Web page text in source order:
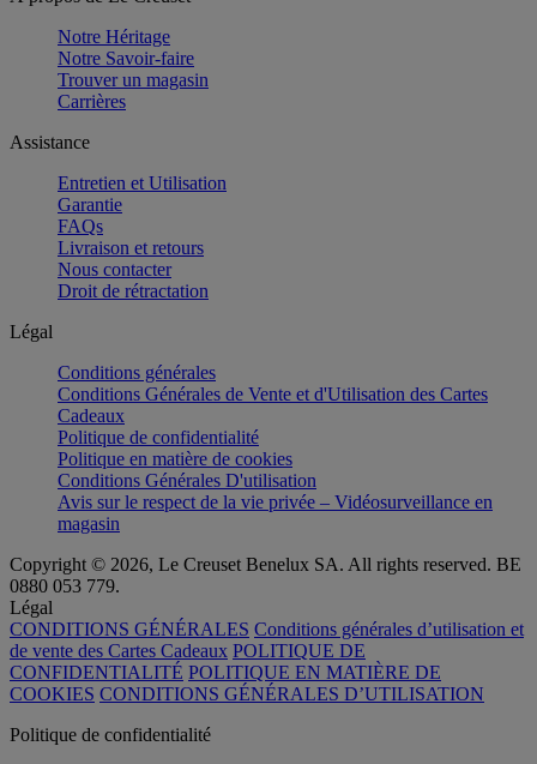
Notre Héritage
Notre Savoir-faire
Trouver un magasin
Carrières
Assistance
Entretien et Utilisation
Garantie
FAQs
Livraison et retours
Nous contacter
Droit de rétractation
Légal
Conditions générales
Conditions Générales de Vente et d'Utilisation des Cartes
Cadeaux
Politique de confidentialité
Politique en matière de cookies
Conditions Générales D'utilisation
Avis sur le respect de la vie privée – Vidéosurveillance en
magasin
Copyright © 2026, Le Creuset Benelux SA. All rights reserved. BE
0880 053 779.
Légal
CONDITIONS GÉNÉRALES Conditions générales d’utilisation et
de vente des Cartes Cadeaux POLITIQUE DE
CONFIDENTIALITÉ POLITIQUE EN MATIÈRE DE
COOKIES CONDITIONS GÉNÉRALES D’UTILISATION
Politique de confidentialité